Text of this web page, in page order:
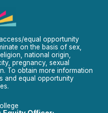
equal opportunity
on the basis of sex,
national origin,
pregnancy, sexual
To obtain more information
and equal opportunity